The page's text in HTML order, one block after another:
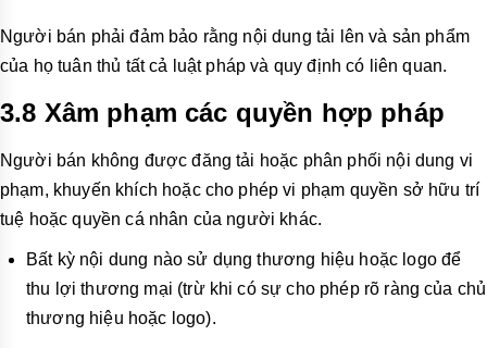
Người bán phải đảm bảo rằng nội dung tải lên và sản phẩm
của họ tuân thủ tất cả luật pháp và quy định có liên quan.
3.8 Xâm phạm các quyền hợp pháp
Người bán không được đăng tải hoặc phân phối nội dung vi
phạm, khuyến khích hoặc cho phép vi phạm quyền sở hữu trí
tuệ hoặc quyền cá nhân của người khác.
Bất kỳ nội dung nào sử dụng thương hiệu hoặc logo để
thu lợi thương mại (trừ khi có sự cho phép rõ ràng của chủ
thương hiệu hoặc logo).